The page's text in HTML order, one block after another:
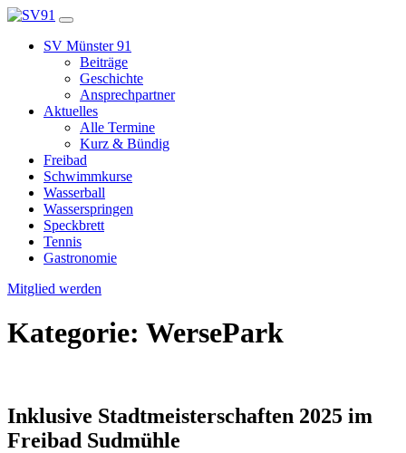
SV Münster 91
Beiträge
Geschichte
Ansprechpartner
Aktuelles
Alle Termine
Kurz & Bündig
Freibad
Schwimmkurse
Wasserball
Wasserspringen
Speckbrett
Tennis
Gastronomie
Mitglied werden
Kategorie: WersePark
Inklusive Stadtmeisterschaften 2025 im
Freibad Sudmühle